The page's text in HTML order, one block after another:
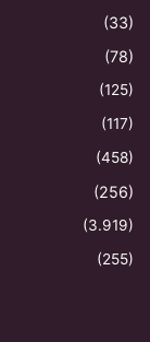
(33)
(78)
(125)
(117)
(458)
(256)
(3.919)
(255)